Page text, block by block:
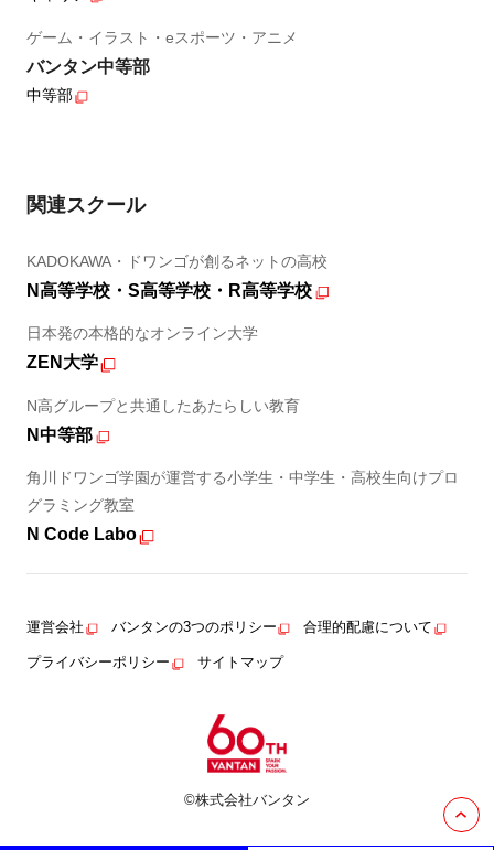
ゲーム・イラスト・eスポーツ・アニメ
バンタン中等部
中等部
関連スクール
KADOKAWA・ドワンゴが創るネットの高校
N高等学校・S高等学校・R高等学校
日本発の本格的なオンライン大学
ZEN大学
N高グループと共通したあたらしい教育
N中等部
角川ドワンゴ学園が運営する小学生・中学生・高校生向けプロ
グラミング教室
N Code Labo
運営会社 バンタンの3つのポリシー 合理的配慮について
プライバシーポリシー サイトマップ
©株式会社バンタン